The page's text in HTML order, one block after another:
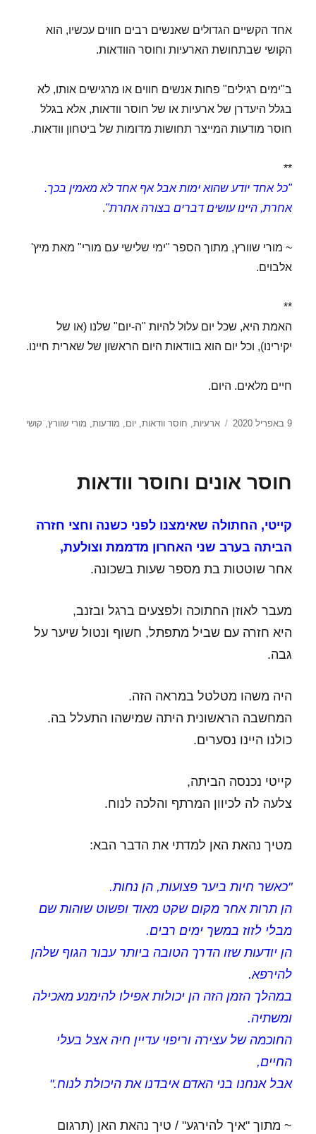
אחד הקשיים הגדולים שאנשים רבים חווים עכשיו, הוא
הקושי שבתחושת הארעיות וחוסר הוודאות.
ב"ימים רגילים" פחות אנשים חווים או מרגישים אותו, לא
בגלל היעדרן של ארעיות או של חוסר וודאות, אלא בגלל
חוסר מודעות המייצר תחושות מדומות של ביטחון וודאות.
**
"כל אחד יודע שהוא ימות אבל אף אחד לא מאמין בכך.
אחרת, היינו עושים דברים בצורה אחרת".
~ מורי שוורץ, מתוך הספר "ימי שלישי עם מורי" מאת מיץ'
אלבוים.
**
האמת היא, שכל יום עלול להיות "ה-יום" שלנו (או של
יקירינו), וכל יום הוא בוודאות היום הראשון של שארית חיינו.
חיים מלאים. היום.
פורסם
9 באפריל 2020 תגיות
ארעיות, חוסר וודאות,יום, מודעות, מורי שוורץ, קושי
חוסר אונים וחוסר וודאות
קייטי, החתולה שאימצנו לפני כשנה וחצי חזרה
הביתה בערב שני האחרון מדממת וצולעת,
אחר שוטטות בת מספר שעות בשכונה.
מעבר לאוזן החתוכה ולפצעים ברגל ובזנב,
היא חזרה עם שביל מתפתל, חשוף ונטול שיער על
גבה.
היה משהו מטלטל במראה הזה.
המחשבה הראשונית היתה שמישהו התעלל בה.
כולנו היינו נסערים.
קייטי נכנסה הביתה,
צלעה לה לכיוון המרתף והלכה לנוח.
מטיך נהאת האן למדתי את הדבר הבא:
"כאשר חיות ביער פצועות, הן נחות.
הן תרות אחר מקום שקט מאוד ופשוט שוהות שם
מבלי לזוז במשך ימים רבים.
הן יודעות שזו הדרך הטובה ביותר עבור הגוף שלהן
להירפא.
במהלך הזמן הזה הן יכולות אפילו להימנע מאכילה
ומשתיה.
החוכמה של עצירה וריפוי עדיין חיה אצל בעלי
החיים,
אבל אנחנו בני האדם איבדנו את היכולת לנוח."
~ מתוך "איך להירגע" / טיך נהאת האן (תרגום